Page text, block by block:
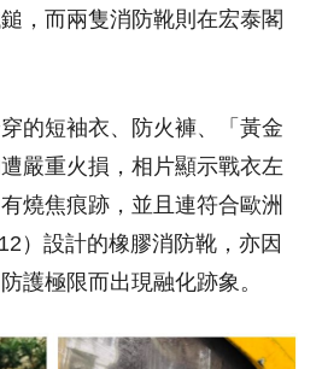
，而兩隻消防靴則在宏泰閣
的短袖衣、防火褲、「黃金
嚴重火損，相片顯示戰衣左
燒焦痕跡，並且連符合歐洲
）設計的橡膠消防靴，亦因
護極限而出現融化跡象。